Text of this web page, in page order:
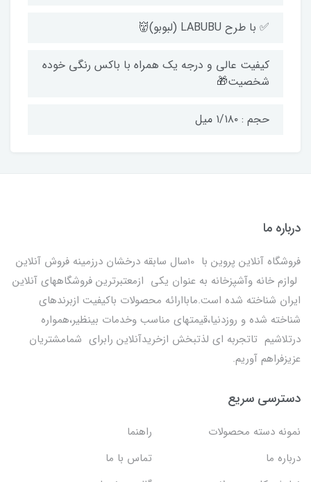
✅ با طرح LABUBU (لبوبو)👹
کیفیت عالی و درجه یک همراه با باکس رنگی خوده
شخصیت🎁
حجم : ۱/۱۸۰ میل
درباره ما
فروشگاه آنلاین پروین با 10سال سابقه درخشان درزمینه فروش آنلاین
لوازم خانه وآشپزخانه به عنوان یکی ازمعتبرترین فروشگاههای آنلاین
ایران شناخته شده است.ماباارائه محصولات باکیفیت ازبرندهای
شناخته شده و روزدنیا،قیمتهای مناسب وخدمات بینظیر،همواره
درتلاشیم تاتجربه ای لذتبخش ازخریدآنلاین رابرای شمامشتریان
عزیزفراهم آوریم.
دسترسی سریع
نمونه دسته محصولات
راهنما
درباره ما
تماس با ما